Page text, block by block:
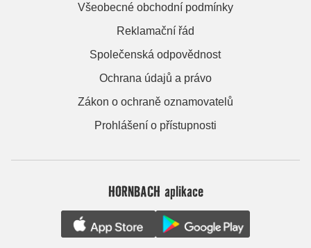
Všeobecné obchodní podmínky
Reklamační řád
Společenská odpovědnost
Ochrana údajů a právo
Zákon o ochraně oznamovatelů
Prohlášení o přístupnosti
HORNBACH aplikace